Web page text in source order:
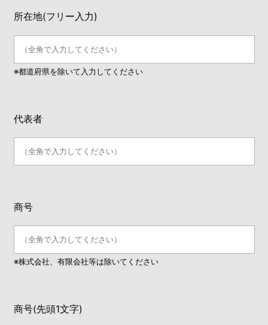
所在地(フリー入力)
※都道府県を除いて入力してください
代表者
商号
※株式会社、有限会社等は除いてください
商号(先頭1文字)